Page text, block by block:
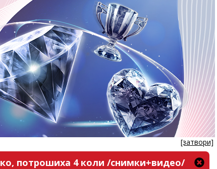
[затвори]
потрошиха 4 коли /снимки+видео/